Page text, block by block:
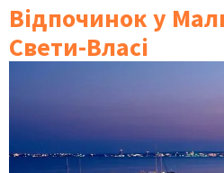
Відпочинок у
Свети-Власі